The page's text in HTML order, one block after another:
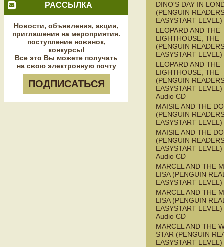
РАССЫЛКА
Новости, объявления, акции,
приглашения на мероприятия.
поступление новинок,
конкурсы!
Все это Вы можете получать
на свою электронную почту
ПОДПИСАТЬСЯ
DINO'S DAY IN
(PENGUIN
EASYSTART
LEOPARD AND THE
LIGHTHOUSE, THE
(PENGUIN
EASYSTART
LEOPARD AND THE
LIGHTHOUSE, THE
(PENGUIN
EASYSTART
Audio CD
MAISIE AND THE
(PENGUIN
EASYSTART
MAISIE AND THE
(PENGUIN
EASYSTART
Audio CD
MARCEL AND THE
LISA (PENGUIN
EASYSTART
MARCEL AND THE
LISA (PENGUIN
EASYSTART
Audio CD
MARCEL AND THE
STAR (PENGUIN
EASYSTART